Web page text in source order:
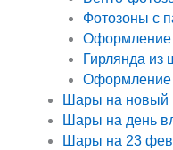
Фотозоны с
Оформление
Гирлянда из
Шары на новый
Шары на день
Шары на 23